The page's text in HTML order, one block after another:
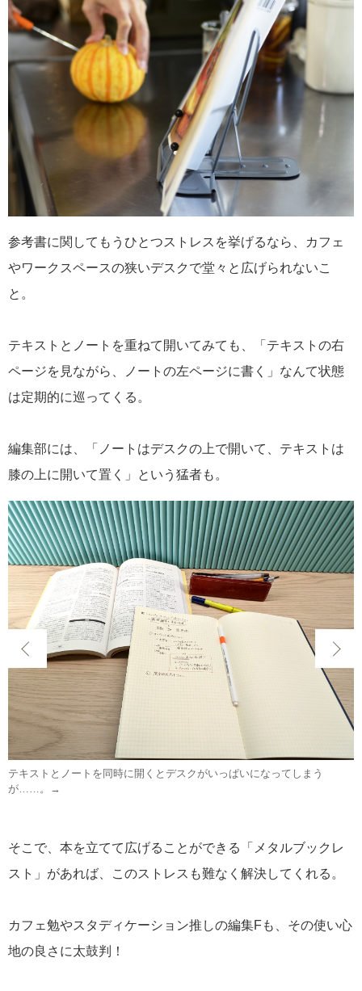
参考書に関してもうひとつストレスを挙げるなら、カフェ
やワークスペースの狭いデスクで堂々と広げられないこ
と。
テキストとノートを重ねて開いてみても、「テキストの右
ページを見ながら、ノートの左ページに書く」なんて状態
は定期的に巡ってくる。
編集部には、「ノートはデスクの上で開いて、テキストは
膝の上に開いて置く」という猛者も。
テキストとノートを同時に開くとデスクがいっぱいになってしまう
が……。→
そこで、本を立てて広げることができる「メタルブックレ
スト」があれば、このストレスも難なく解決してくれる。
カフェ勉やスタディケーション推しの編集Fも、その使い心
地の良さに太鼓判！